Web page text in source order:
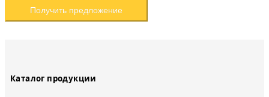
Получить предложение
Каталог продукции